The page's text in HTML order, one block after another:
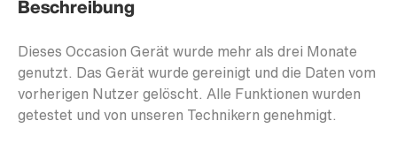
Beschreibung
Dieses Occasion Gerät wurde mehr als drei Monate
genutzt. Das Gerät wurde gereinigt und die Daten vom
vorherigen Nutzer gelöscht. Alle Funktionen wurden
getestet und von unseren Technikern genehmigt.